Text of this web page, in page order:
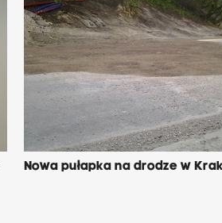
Nowa pułapka na drodze w